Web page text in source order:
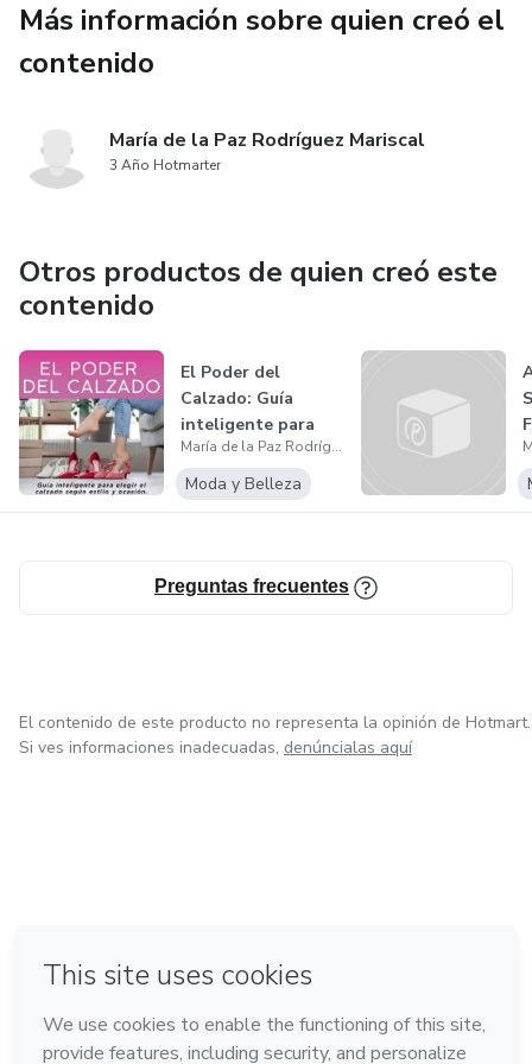
✅ Ofrecer snacks que aportan energía real, sin exceso de
azúcar ni aditivos.
horno), ideas de presentación divertida, tips de
conservación y una sección especial para cocinar con los
Porque comer bien no tiene que ser difícil: solo hace falta
un poco de organización, creatividad y mucho amor 💚
Más información sobre quien creó el
contenido
María de la Paz Rodríguez Mariscal
3 Año Hotmarter
Otros productos de quien creó este
contenido
El Poder del
Calzado: Guía
inteligente para
elegir el calzad...
María de la Paz Rodríguez Mariscal
Moda y Belleza
Preguntas frecuentes
El contenido de este producto no representa la opinión de Hotmart.
Si ves informaciones inadecuadas, denúncialas aquí
Hecho con❤ en Belo Horizonte